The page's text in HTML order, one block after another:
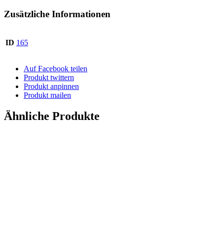
Zusätzliche Informationen
ID 165
Auf Facebook teilen
Produkt twittern
Produkt anpinnen
Produkt mailen
Ähnliche Produkte